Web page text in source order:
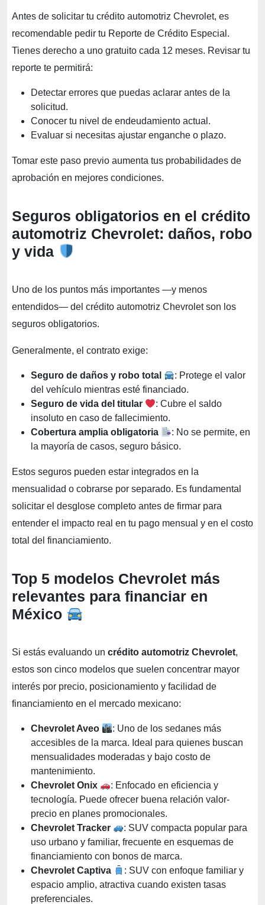
Antes de solicitar tu crédito automotriz Chevrolet, es
recomendable pedir tu Reporte de Crédito Especial.
Tienes derecho a uno gratuito cada 12 meses. Revisar tu
reporte te permitirá:
Detectar errores que puedas aclarar antes de la
solicitud.
Conocer tu nivel de endeudamiento actual.
Evaluar si necesitas ajustar enganche o plazo.
Tomar este paso previo aumenta tus probabilidades de
aprobación en mejores condiciones.
Seguros obligatorios en el crédito
automotriz Chevrolet: daños, robo
y vida
Uno de los puntos más importantes —y menos
entendidos— del crédito automotriz Chevrolet son los
seguros obligatorios.
Generalmente, el contrato exige:
Seguro de daños y robo total
: Protege el valor
del vehículo mientras esté financiado.
Seguro de vida del titular
: Cubre el saldo
insoluto en caso de fallecimiento.
Cobertura amplia obligatoria
: No se permite, en
la mayoría de casos, seguro básico.
Estos seguros pueden estar integrados en la
mensualidad o cobrarse por separado. Es fundamental
solicitar el desglose completo antes de firmar para
entender el impacto real en tu pago mensual y en el costo
total del financiamiento.
Top 5 modelos Chevrolet más
relevantes para financiar en
México
Si estás evaluando un crédito automotriz Chevrolet,
estos son cinco modelos que suelen concentrar mayor
interés por precio, posicionamiento y facilidad de
financiamiento en el mercado mexicano:
Chevrolet Aveo
: Uno de los sedanes más
accesibles de la marca. Ideal para quienes buscan
mensualidades moderadas y bajo costo de
mantenimiento.
Chevrolet Onix
: Enfocado en eficiencia y
tecnología. Puede ofrecer buena relación valor-
precio en planes promocionales.
Chevrolet Tracker
: SUV compacta popular para
uso urbano y familiar, frecuente en esquemas de
financiamiento con bonos de marca.
Chevrolet Captiva
: SUV con enfoque familiar y
espacio amplio, atractiva cuando existen tasas
preferenciales.